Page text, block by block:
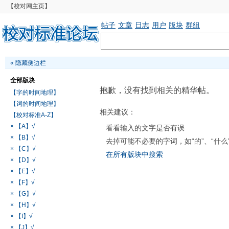
【校对网主页】
帖子 文章 日志 用户 版块 群组
« 隐藏侧边栏
全部版块
【字的时间地理】
【词的时间地理】
【校对标准A-Z】
× 【A】√
× 【B】√
× 【C】√
× 【D】√
× 【E】√
× 【F】√
× 【G】√
× 【H】√
× 【I】√
× 【J】√
抱歉，没有找到相关的精华帖。
相关建议：
看看输入的文字是否有误
去掉可能不必要的字词，如“的”、“什么
在所有版块中搜索